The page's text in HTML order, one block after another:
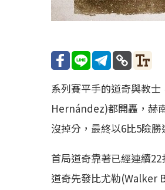
系列賽平手的道奇與教
Hernández)都開轟，赫
沒掉分，最終以6比5險
首局道奇靠著已經連續
道奇先發比尤勒(Walker